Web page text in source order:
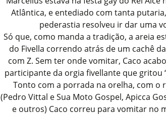
Atlântica, e entediado com tanta
pederastia resolveu ir dar uma
Só que, como manda a tradição, a areia
do Fivella correndo atrás de um cachê
com Z. Sem ter onde vomitar, Caco
participante da orgia fivellante que gritou
Tonto com a porrada na orelha, com o
(Pedro Vittal e Sua Moto Gospel, Apicca
e outros) Caco correu para vomitar no